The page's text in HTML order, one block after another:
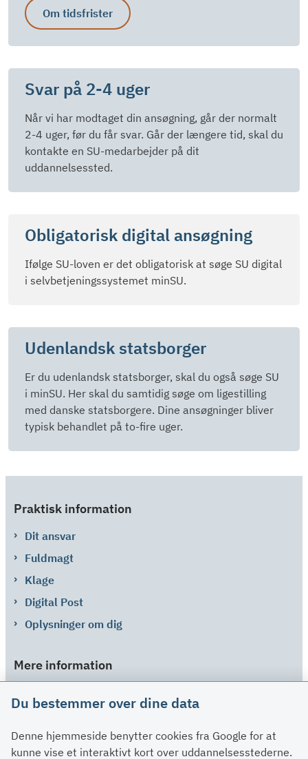
Om tidsfrister
Svar på 2-4 uger
Når vi har modtaget din ansøgning, går der normalt
2-4 uger, før du får svar. Går der længere tid, skal du
kontakte en SU-medarbejder på dit
uddannelsessted.
Obligatorisk digital ansøgning
Ifølge SU-loven er det obligatorisk at søge SU digital
i selvbetjeningssystemet minSU.
Udenlandsk statsborger
Er du udenlandsk statsborger, skal du også søge SU
i minSU. Her skal du samtidig søge om ligestilling
med danske statsborgere. Dine ansøgninger bliver
typisk behandlet på to-fire uger.
Praktisk information
Dit ansvar
Fuldmagt
Klage
Digital Post
Oplysninger om dig
Mere information
Spørgsmål og svar
Du bestemmer over dine data
Denne hjemmeside benytter cookies fra Google for at
kunne vise et interaktivt kort over uddannelsesstederne.